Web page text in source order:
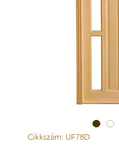
Cikkszám: UF78D